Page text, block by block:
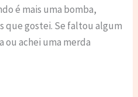
é mais uma bomba,
que gostei. Se faltou algum
ou achei uma merda